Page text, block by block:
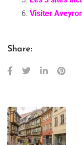
Visiter
Share: